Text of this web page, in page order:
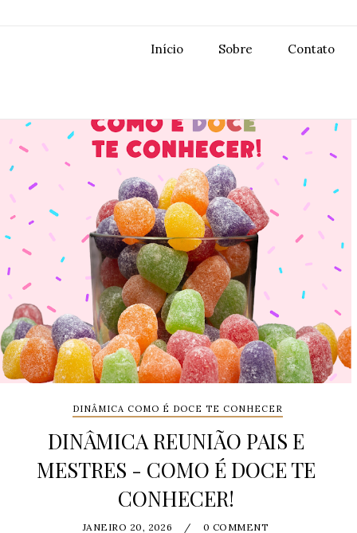
Início Sobre Contato
DINÂMICA COMO É DOCE TE CONHECER
DINÂMICA REUNIÃO PAIS E
MESTRES - COMO É DOCE TE
CONHECER!
JANEIRO 20, 2026 / 0 COMMENT